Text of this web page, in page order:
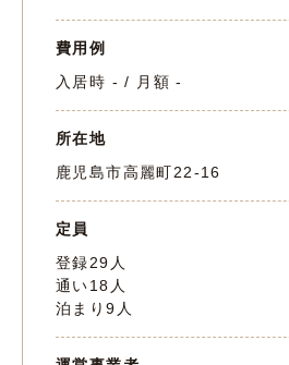
費用例
入居時 - / 月額 -
所在地
鹿児島市高麗町22-16
定員
登録29人
通い18人
泊まり9人